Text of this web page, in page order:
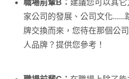
職場前輩B： 建議您可以其
家公司的發展、公司文化......
牌交換而來，您待在那個公
人品牌？提供您參考！